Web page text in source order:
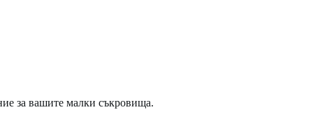
за вашите малки съкровища.